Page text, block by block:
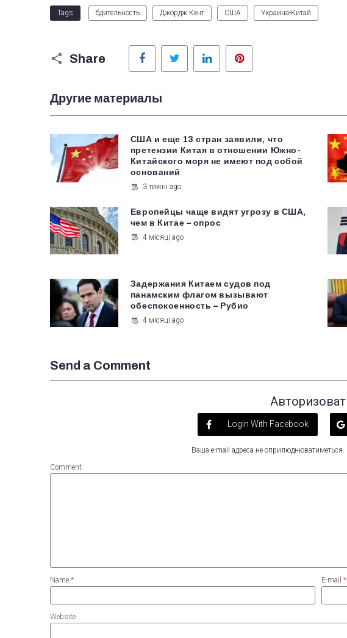
Tags бдительность Джордж Кент США Украина-Китай
Share
Facebook Twitter LinkedIn
Другие материалы
США и еще 13 стран заявили, что
претензии Китая в отношении Южно-
Китайского моря не имеют под собой
оснований
3 тижні ago
Европейцы чаще видят угрозу в США,
чем в Китае – опрос
4 місяці ago
Задержания Китаем судов под
панамским флагом вызывают
обеспокоенность – Рубио
4 місяці ago
Send a Comment
Login With Facebook
Ваша e-mail адреса не оприлюднюватиметься.
Comment
Name * E-mail *
Website